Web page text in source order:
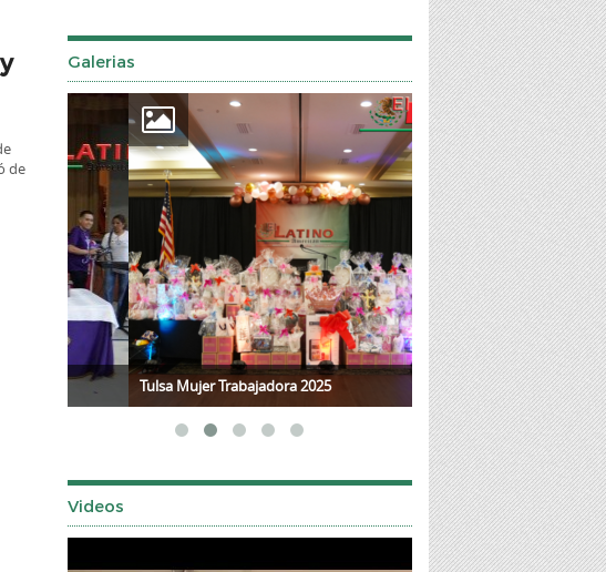
de
Galerias
Tulsa Mujer Trabajadora 2025 Mother's Day 2025
Videos